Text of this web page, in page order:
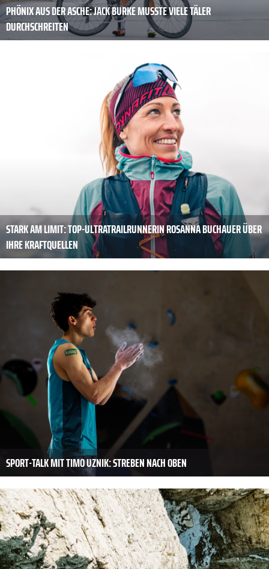
PHÖNIX AUS DER ASCHE: JACK BURKE MUSSTE VIELE TÄLER
DURCHSCHREITEN
STARK AM LIMIT: TOP-ULTRATRAILRUNNERIN ROSANNA BUCHAUER ÜBER
IHRE KRAFTQUELLEN
SPORT-TALK MIT TIMO UZNIK: STREBEN NACH OBEN